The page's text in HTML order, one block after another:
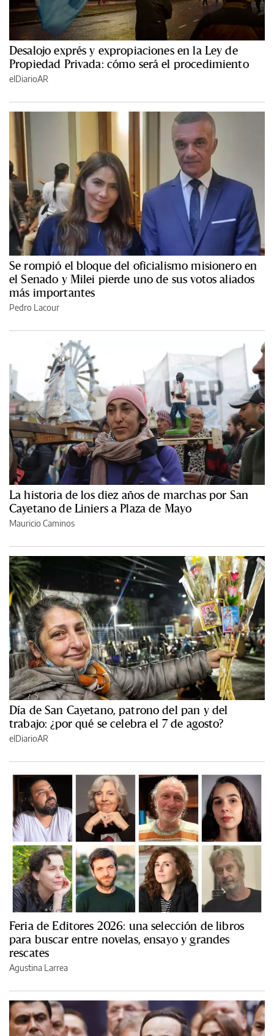
Desalojo exprés y expropiaciones en la Ley de
Propiedad Privada: cómo será el procedimiento
elDiarioAR
Se rompió el bloque del oficialismo misionero en
el Senado y Milei pierde uno de sus votos aliados
más importantes
Pedro Lacour
La historia de los diez años de marchas por San
Cayetano de Liniers a Plaza de Mayo
Mauricio Caminos
Día de San Cayetano, patrono del pan y del
trabajo: ¿por qué se celebra el 7 de agosto?
elDiarioAR
Feria de Editores 2026: una selección de libros
para buscar entre novelas, ensayo y grandes
rescates
Agustina Larrea